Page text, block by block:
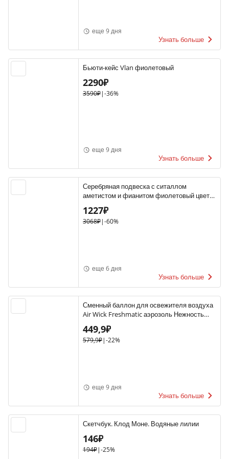
еще 9 дня
Узнать больше
Бьюти-кейс Vlan фиолетовый
2290₽
3590₽|-36%
еще 9 дня
Узнать больше
Серебряная подвеска с ситаллом
аметистом и фианитом фиолетовый цвет
вставки
1227₽
3068₽|-60%
еще 6 дня
Узнать больше
Сменный баллон для освежителя воздуха
Air Wick Freshmatic аэрозоль Нежность
шелка и лилии 250 мл
449,9₽
579,9₽|-22%
еще 9 дня
Узнать больше
Скетчбук. Клод Моне. Водяные лилии
146₽
194₽|-25%